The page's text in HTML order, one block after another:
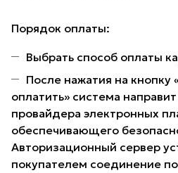
Порядок оплаты:
Выбрать способ оплаты
После нажатия на кнопку
оплатить» система
провайдера электронных
обеспечивающего
Авторизационный сервер
покупателем соединение